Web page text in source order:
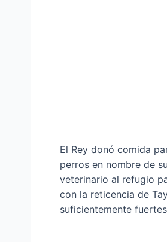
El Rey donó comida
perros en nombre de
veterinario al refugio
con la reticencia de
suficientemente